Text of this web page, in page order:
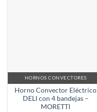
HORNOS CONVECTORES
Horno Convector Eléctrico
DELI con 4 bandejas –
MORETTI